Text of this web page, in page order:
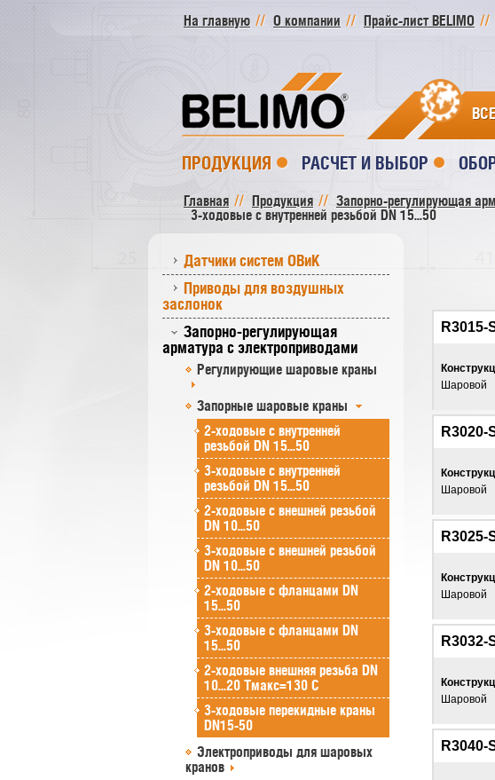
На главную О компании Прайс-лист BELIMO
ПРОДУКЦИЯ РАСЧЕТ И ВЫБОР
Главная Продукция Запорно-регулирующая
3-ходовые с внутренней резьбой DN 15...50
Датчики систем ОВиК
Приводы для воздушных
заслонок
Запорно-регулирующая
арматура с электроприводами
Регулирующие шаровые краны
Запорные шаровые краны
2-ходовые с внутренней
резьбой DN 15...50
3-ходовые с внутренней
резьбой DN 15...50
2-ходовые с внешней резьбой
DN 10...50
3-ходовые с внешней резьбой
DN 10...50
2-ходовые с фланцами DN
15...50
3-ходовые с фланцами DN
15...50
2-ходовые внешняя резьба DN
10...20 Tмакс=130 C
3-ходовые перекидные краны
DN15-50
Электроприводы для шаровых
кранов
R3015-
Шаровой
R3020-
Шаровой
R3025-
Шаровой
R3032-
Шаровой
R3040-